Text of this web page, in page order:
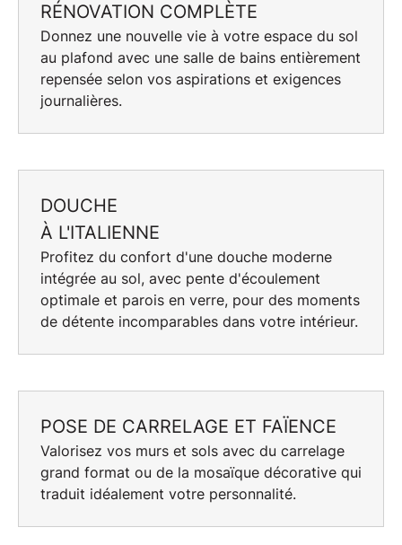
RÉNOVATION COMPLÈTE
Donnez une nouvelle vie à votre espace du sol
au plafond avec une salle de bains entièrement
repensée selon vos aspirations et exigences
journalières.
DOUCHE
À L'ITALIENNE
Profitez du confort d'une douche moderne
intégrée au sol, avec pente d'écoulement
optimale et parois en verre, pour des moments
de détente incomparables dans votre intérieur.
POSE DE CARRELAGE ET FAÏENCE
Valorisez vos murs et sols avec du carrelage
grand format ou de la mosaïque décorative qui
traduit idéalement votre personnalité.